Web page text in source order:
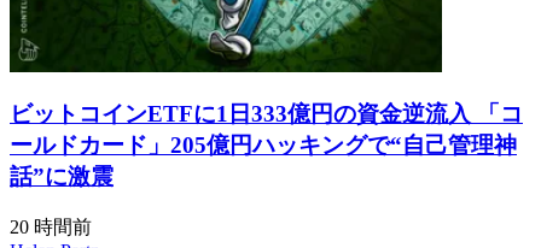
ビットコインETFに1日333億円の資金逆流入 「コ
ールドカード」205億円ハッキングで“自己管理神
話”に激震
20 時間前